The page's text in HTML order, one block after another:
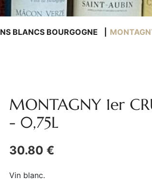
BLANCS BOURGOGNE
MONTAGNY 1er
- 0,75L
30.80 €
Vin blanc.